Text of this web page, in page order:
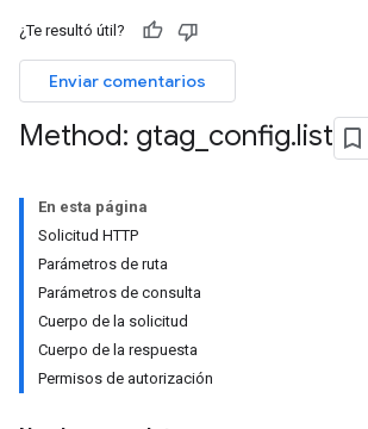
¿Te resultó útil?
Enviar comentarios
Method: gtag config.list
En esta página
Solicitud HTTP
Parámetros de ruta
Parámetros de consulta
Cuerpo de la solicitud
Cuerpo de la respuesta
Permisos de autorización